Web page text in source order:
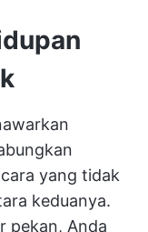
yang tidak
keduanya.
pekan, Anda